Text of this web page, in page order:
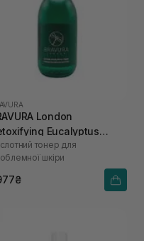
London
Eucalyptus
Toner 15%
BHA 150 мл
тонер для
шкіри